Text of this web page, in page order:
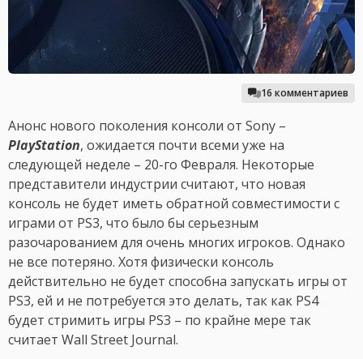
16 комментариев
Анонс нового поколения консоли от Sony –
PlayStation, ожидается почти всеми уже на
следующей неделе – 20-го Февраля. Некоторые
представители индустрии считают, что новая
консоль не будет иметь обратной совместимости с
играми от PS3, что было бы серьезным
разочарованием для очень многих игроков. Однако
не все потеряно. Хотя физически консоль
действительно не будет способна запускать игры от
PS3, ей и не потребуется это делать, так как PS4
будет стримить игры PS3 – по крайне мере так
считает Wall Street Journal.